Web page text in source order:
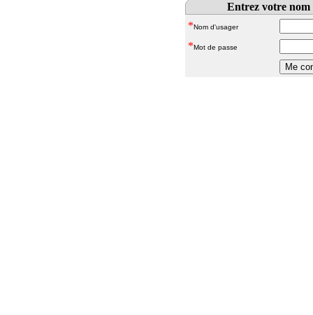
Entrez votre nom
*Nom d'usager
*Mot de passe